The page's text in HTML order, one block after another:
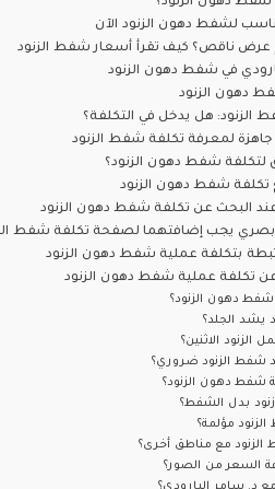
لشفط دهون الزنود الآن
ناقص؟ كيف تقرأ أسعار شفط الزنود
في شفط دهون الزنود
دهون الزنود
الزنود: هل يدخل في التكلفة؟
لمعرفة تكلفة شفط الزنود
لتكلفة شفط دهون الزنود؟
تكلفة شفط دهون الزنود
البحث عن تكلفة شفط دهون الزنود
يجب إضافتهما لصفحة تكلفة شفط
بتكلفة عملية شفط دهون الزنود
تكلفة عملية شفط دهون الزنود
شفط دهون الزنود؟
يشد الجلد؟
الاثنين؟
شفط الزنود ضروري؟
شفط دهون الزنود؟
بدل الشفط؟
مؤلمة؟
مع مناطق أخرى؟
السعر من الصور؟